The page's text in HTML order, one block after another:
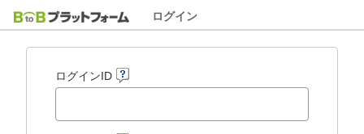
ログイン
ログインID